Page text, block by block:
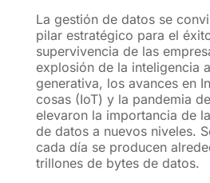
La gestión de datos se
pilar estratégico para el
supervivencia de las
explosión de la inteligencia
generativa, los avances en
cosas (IoT) y la pandemia
elevaron la importancia de
de datos a nuevos niveles.
cada día se producen
trillones de bytes de datos.